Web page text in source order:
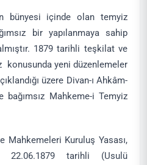
bünyesi içinde olan temyiz
bir yapılanmaya sahip
1879 tarihli teşkilat ve
konusunda yeni düzenlemeler
üzere Divan-ı Ahkâm-
bağımsız Mahkeme-i Temyiz
Mahkemeleri Kuruluş Yasası,
tarihli (Usulü